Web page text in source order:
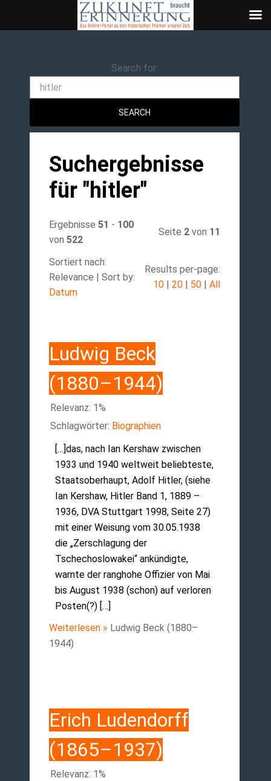
Search for:Search
Suchergebnisse
für "hitler"
Ergebnisse 51 - 100
von 522
Seite 2von 11
Sortiert nach:
Relevance | Sort by:
Datum
Results per-page:
10| 20| 50| All
Ludwig Beck
(1880–1944)
Relevanz: 1%
Schlagwörter: Biographien
[…]das, nach Ian Kershaw zwischen
1933 und 1940 weltweit beliebteste,
Staatsoberhaupt, Adolf Hitler, (siehe
Ian Kershaw, Hitler Band 1, 1889 –
1936, DVA Stuttgart 1998, Seite 27)
mit einer Weisung vom 30.05.1938
die „Zerschlagung der
Tschechoslowakei“ ankündigte,
warnte der ranghohe Offizier von Mai
bis August 1938 (schon) auf verloren
Posten(?) […]
Weiterlesen » Ludwig Beck (1880–
1944)
Erich Ludendorff
(1865–1937)
Relevanz: 1%